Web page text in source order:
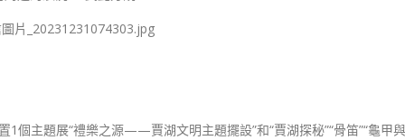
1個主題展“禮樂之源——賈湖文明主題擺設”和“賈湖探秘”“骨笛”“龜甲與